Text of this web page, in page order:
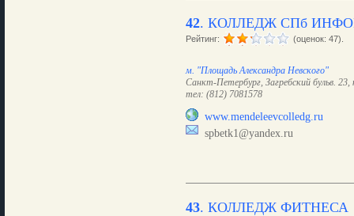
42. КОЛЛЕДЖ СПб
Рейтинг: (оценок: 47).
м. "Площадь Александра Невского"
Санкт-Петербург, Загребский бульв. 23,
тел: (812) 7081578
www.mendeleevcolledg.ru
spbetk1@yandex.ru
43. КОЛЛЕДЖ ФИТНЕСА